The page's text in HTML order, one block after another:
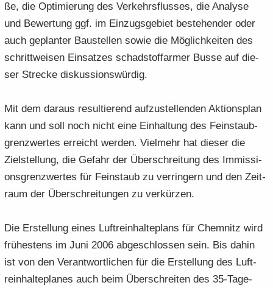
ße, die Op­ti­mie­rung des Ver­kehrs­flus­ses, die Ana­ly­se
und Be­wer­tung ggf. im Ein­zugs­ge­biet be­stehen­der oder
auch ge­plan­ter Bau­stel­len sowie die Mög­lich­kei­ten des
schritt­wei­sen Ein­sat­zes schad­stoff­ar­mer Busse auf die­
ser Stre­cke dis­kus­si­ons­wür­dig.
Mit dem dar­aus re­sul­tie­rend auf­zu­stel­len­den Ak­ti­ons­plan
kann und soll noch nicht eine Ein­hal­tung des Fein­staub­
grenz­wer­tes er­reicht wer­den. Viel­mehr hat die­ser die
Ziel­stel­lung, die Ge­fahr der Über­schrei­tung des Im­mis­si­
ons­grenz­wer­tes für Fein­staub zu ver­rin­gern und den Zeit­
raum der Über­schrei­tun­gen zu ver­kür­zen.
Die Er­stel­lung eines Luft­rein­hal­te­plans für Chem­nitz wird
frü­hes­tens im Juni 2006 ab­ge­schlos­sen sein. Bis dahin
ist von den Ver­ant­wort­li­chen für die Er­stel­lung des Luft­
rein­hal­te­pla­nes auch beim Über­schrei­ten des 35-​Tage-